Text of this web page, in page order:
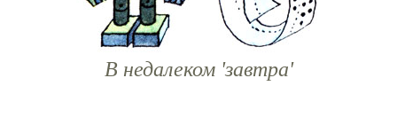
В недалеком 'завтра'